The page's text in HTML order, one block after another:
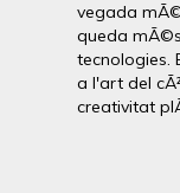
vegada
queda
tecnologies.
a l'art del
creativitat